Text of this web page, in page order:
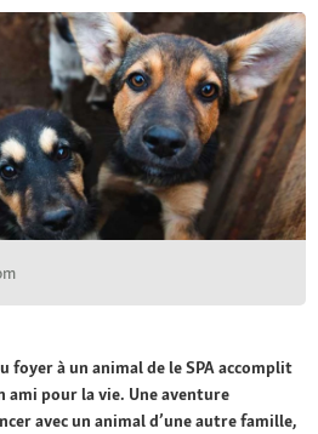
foyer à un animal de le SPA accomplit
ami pour la vie. Une aventure
avec un animal d’une autre famille,